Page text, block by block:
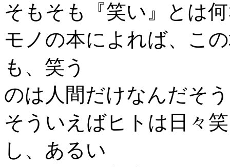
そもそも『笑い』とは
モノの本によれば、こ
も、笑う
のは人間だけなんだそ
そういえばヒトは日々
し、あるい